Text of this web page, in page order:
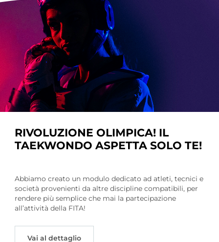
RIVOLUZIONE OLIMPICA! IL
TAEKWONDO ASPETTA SOLO TE!
Abbiamo creato un modulo dedicato ad atleti, tecnici e
società provenienti da altre discipline compatibili, per
rendere più semplice che mai la partecipazione
all’attività della FITA!
Vai al dettaglio